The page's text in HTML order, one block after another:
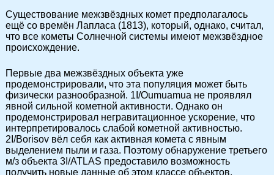
Существование межзвёздных комет предполагалось
ещё со времён Лапласа (1813), который, однако, считал,
что все кометы Солнечной системы имеют межзвёздное
происхождение.
Первые два межзвёздных объекта уже
продемонстрировали, что эта популяция может быть
физически разнообразной. 1I/Oumuamua не проявлял
явной сильной кометной активности. Однако он
продемонстрировал негравитационное ускорение, что
интерпретировалось слабой кометной активностью.
2I/Borisov вёл себя как активная комета с явным
выделением пыли и газа. Поэтому обнаружение третьего
м/з объекта 3I/ATLAS предоставило возможность
получить новые данные об этом классе объектов.